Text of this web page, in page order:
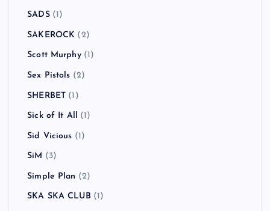
SADS(1)
SAKEROCK (2)
Scott Murphy(1)
Sex Pistols (2)
SHERBET (1)
Sick of It All (1)
Sid Vicious (1)
SiM (3)
Simple Plan (2)
SKA SKA CLUB (1)